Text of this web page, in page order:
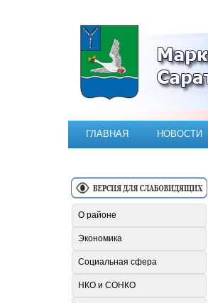
Официальный
ГЛАВНАЯ НОВОСТИ
О районе
Экономика
Социальная сфера
НКО и СОНКО